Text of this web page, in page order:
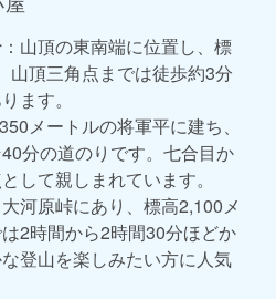
：山頂の東南端に位置し、標
山頂三角点までは徒歩約3分
ます。
メートルの将軍平に建ち、
分の道のりです。七合目か
して親しまれています。
大河原峠にあり、標高2,100メ
2時間から2時間30分ほどか
登山を楽しみたい方に人気